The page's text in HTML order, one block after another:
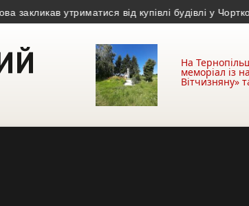
утриматися від купівлі будівлі у Чорткові
На
меморіал із
Вітчизняну»